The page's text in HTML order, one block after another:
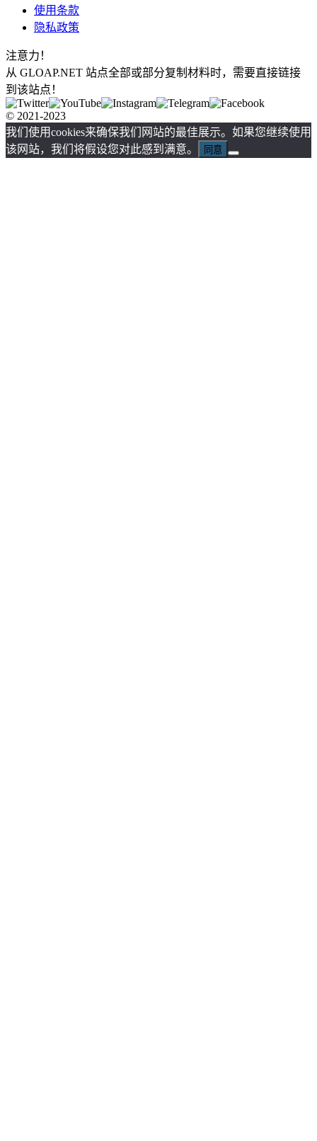
使用条款
隐私政策
注意力！
从 GLOAP.NET 站点全部或部分复制材料时，需要直接链接
到该站点！
© 2021-2023
我们使用cookies来确保我们网站的最佳展示。如果您继续使用
该网站，我们将假设您对此感到满意。
同意